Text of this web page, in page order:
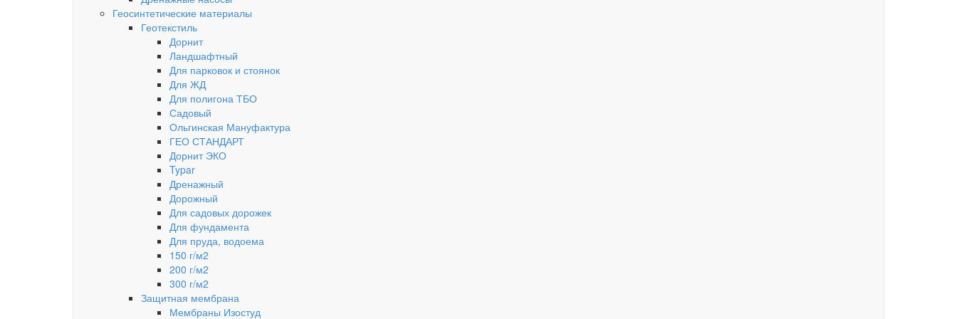
Геосинтетические материалы
Геотекстиль
Дорнит
Ландшафтный
Для парковок и стоянок
Для ЖД
Для полигона ТБО
Садовый
Ольгинская Мануфактура
ГЕО СТАНДАРТ
Дорнит ЭКО
Typar
Дренажный
Дорожный
Для садовых дорожек
Для фундамента
Для пруда, водоема
150 г/м2
200 г/м2
300 г/м2
Защитная мембрана
Мембраны Изостуд